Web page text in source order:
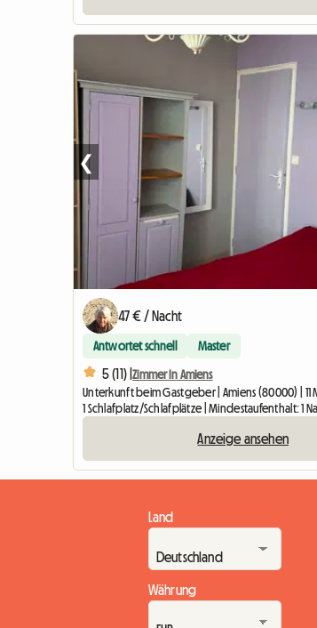
❮
47 € / Nacht
Antwortet schnell Master
5 (11) |Zimmer In Amiens
Unterkunft beim Gastgeber | Amiens (80000) | 11
1 Schlafplatz/Schlafplätze | Mindestaufenthalt: 1
Anzeige ansehen
Land
Währung